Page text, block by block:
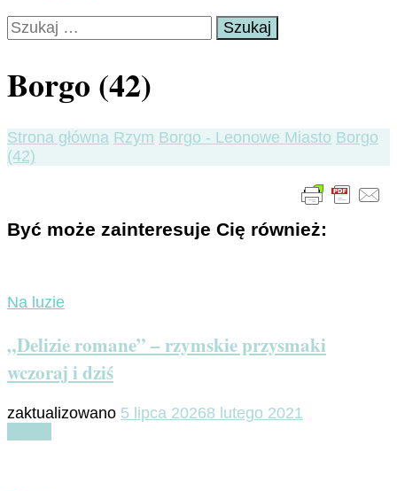
Szukaj:
Borgo (42)
Strona główna Rzym Borgo - Leonowe Miasto Borgo
(42)
Być może zainteresuje Cię również:
Na luzie
„Delizie romane” – rzymskie przysmaki
wczoraj i dziś
zaktualizowano 5 lipca 20268 lutego 2021